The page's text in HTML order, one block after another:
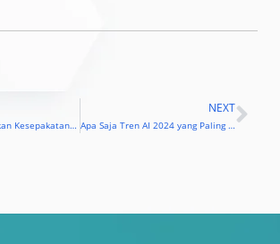
CTI Group Umumkan Kesepakatan untuk Menjual PT. Equine Global ke IBM Global Services Pte Ltd (IBM Consulting)
NEXT
Apa Saja Tren AI 2024 yang Paling Penting Dipantau?